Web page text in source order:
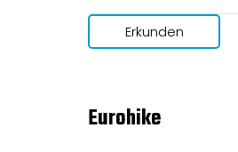
Erkunden
Eurohike